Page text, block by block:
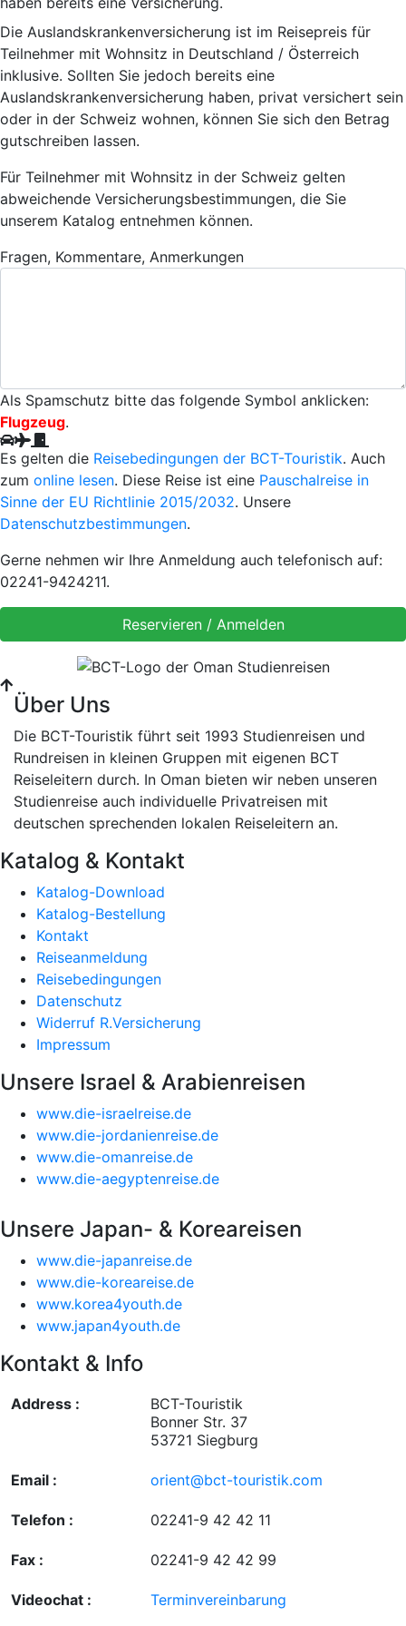
Die Auslandskrankenversicherung ist im Reisepreis für
Teilnehmer mit Wohnsitz in Deutschland / Österreich
inklusive. Sollten Sie jedoch bereits eine
Auslandskrankenversicherung haben, privat versichert sein
oder in der Schweiz wohnen, können Sie sich den Betrag
gutschreiben lassen.
Für Teilnehmer mit Wohnsitz in der Schweiz gelten
abweichende Versicherungsbestimmungen, die Sie
unserem Katalog entnehmen können.
Fragen, Kommentare, Anmerkungen
Als Spamschutz bitte das folgende Symbol anklicken:
Flugzeug.
Es gelten die Reisebedingungen der BCT-Touristik. Auch
zum online lesen. Diese Reise ist eine Pauschalreise in
Sinne der EU Richtlinie 2015/2032. Unsere
Datenschutzbestimmungen.
Gerne nehmen wir Ihre Anmeldung auch telefonisch auf:
02241-9424211.
Über Uns
Die BCT-Touristik führt seit 1993 Studienreisen und
Rundreisen in kleinen Gruppen mit eigenen BCT
Reiseleitern durch. In Oman bieten wir neben unseren
Studienreise auch individuelle Privatreisen mit
deutschen sprechenden lokalen Reiseleitern an.
Katalog & Kontakt
Katalog-Download
Katalog-Bestellung
Kontakt
Reiseanmeldung
Reisebedingungen
Datenschutz
Widerruf R.Versicherung
Impressum
Unsere Israel & Arabienreisen
www.die-israelreise.de
www.die-jordanienreise.de
www.die-omanreise.de
www.die-aegyptenreise.de
Unsere Japan- & Koreareisen
www.die-japanreise.de
www.die-koreareise.de
www.korea4youth.de
www.japan4youth.de
Kontakt & Info
Address :
BCT-Touristik
Bonner Str. 37
53721 Siegburg
Email : orient@bct-touristik.com
Telefon : 02241-9 42 42 11
Fax : 02241-9 42 42 99
Videochat : Terminvereinbarung